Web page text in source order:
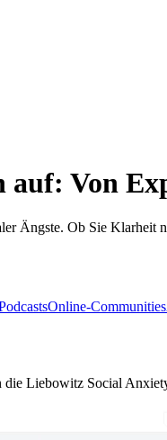
auf: Von
Ängste. Ob Sie
Online-Communities
die Liebowitz Social